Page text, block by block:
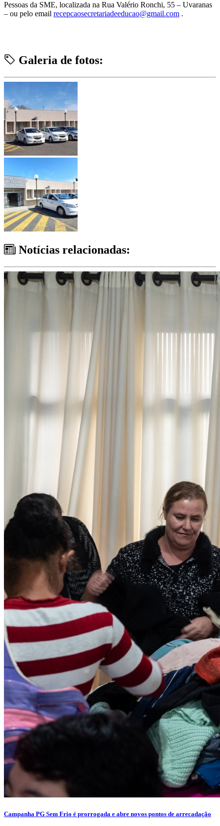
Pessoas da SME, localizada na Rua Valério Ronchi, 55 – Uvaranas
– ou pelo email recepcaosecretariadeeducao@gmail.com .
Galeria de fotos:
Notícias relacionadas:
Campanha PG Sem Frio é prorrogada e abre novos pontos de arrecadação